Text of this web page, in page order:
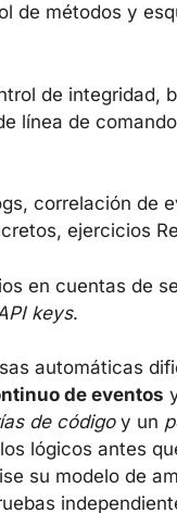
de métodos y
de integridad,
línea de
correlación de
ejercicios
en cuentas de
keys.
automáticas
de eventos
de códigoy un
lógicos antes
su modelo de